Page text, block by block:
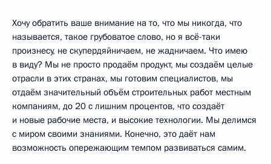
Хочу обратить ваше внимание на то, что мы никогда, что
называется, такое грубоватое слово, но я всё-таки
произнесу, не скупердяйничаем, не жадничаем. Что имею
в виду? Мы не просто продаём продукт, мы создаём целые
отрасли в этих странах, мы готовим специалистов, мы
отдаём значительный объём строительных работ местным
компаниям, до 20 с лишним процентов, что создаёт
и новые рабочие места, и высокие технологии. Мы делимся
с миром своими знаниями. Конечно, это даёт нам
возможность опережающим темпом развиваться самим.